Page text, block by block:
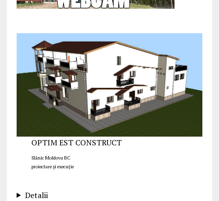
OPTIM EST CONSTRUCT
Slănic Moldova BC
proiectare și execuție
Detalii